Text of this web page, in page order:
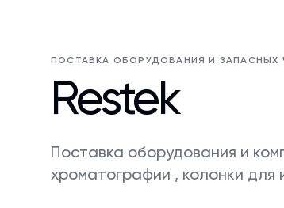
ПОСТАВКА ОБОРУДОВАНИЯ И ЗАПАСНЫХ
Restek
Поставка оборудования и
хроматографии , колонки для